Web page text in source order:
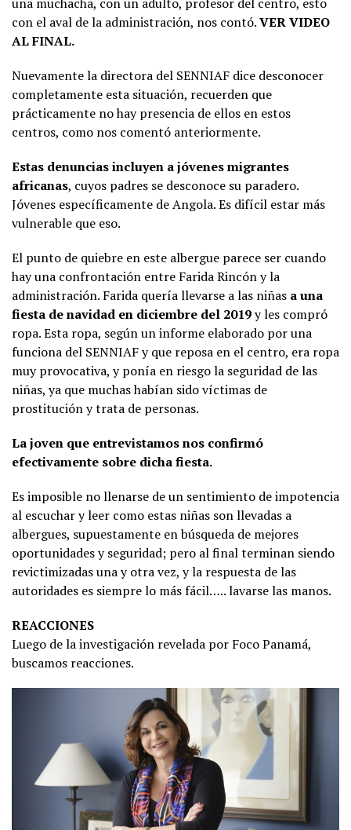
con el aval de la administración, nos contó.VER VIDEO
AL FINAL.
Nuevamente la directora del SENNIAF dice desconocer
completamente esta situación, recuerden que
prácticamente no hay presencia de ellos en estos
centros, como nos comentó anteriormente.
Estas denuncias incluyen a jóvenes migrantes
africanas, cuyos padres se desconoce su paradero.
Jóvenes específicamente de Angola. Es difícil estar más
vulnerable que eso.
El punto de quiebre en este albergue parece ser cuando
hay una confrontación entre Farida Rincón y la
administración. Farida quería llevarse a las niñas a una
fiesta de navidad en diciembre del 2019y les compró
ropa. Esta ropa, según un informe elaborado por una
funciona del SENNIAF y que reposa en el centro, era ropa
muy provocativa, y ponía en riesgo la seguridad de las
niñas, ya que muchas habían sido víctimas de
prostitución y trata de personas.
La joven que entrevistamos nos confirmó
efectivamente sobre dicha fiesta.
Es imposible no llenarse de un sentimiento de impotencia
al escuchar y leer como estas niñas son llevadas a
albergues, supuestamente en búsqueda de mejores
oportunidades y seguridad; pero al final terminan siendo
revictimizadas una y otra vez, y la respuesta de las
autoridades es siempre lo más fácil….. lavarse las manos.
REACCIONES
Luego de la investigación revelada por Foco Panamá,
buscamos reacciones.